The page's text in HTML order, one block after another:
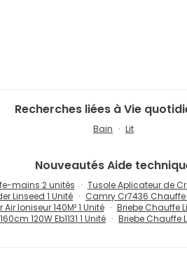
Recherches liées à Vie
Bain Lit
NouveautésAide
mains 2 unités Tusole Aplicateur de
Linseed 1 Unité
Camry Cr7436 Chauffe
Ioniseur 140M² 1 Unité
Briebe Chauffe
120W Eb1131 1 Unité
Briebe Chauffe